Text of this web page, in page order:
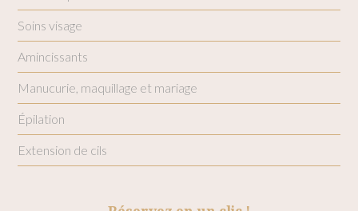
Soins visage
Amincissants
Manucurie, maquillage et mariage
Épilation
Extension de cils